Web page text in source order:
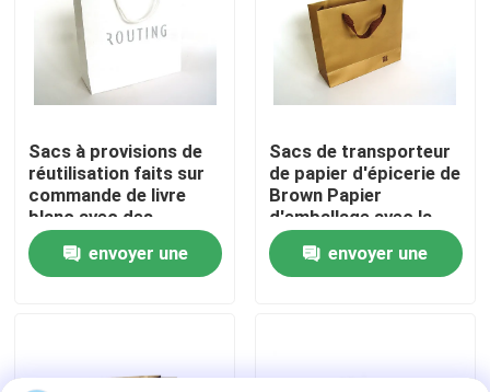
Contrôle de la qualité
Nous contacter
Demandez un devis
Bouteilles en verre vides
Bouteilles en verre de parfum
Sacs à provisions de
réutilisation faits sur
commande de livre
blanc avec des
poignées
envoyer une
Sacs de transporteur
de papier d'épicerie de
Brown Papier
d'emballage avec la
poignée
envoyer une